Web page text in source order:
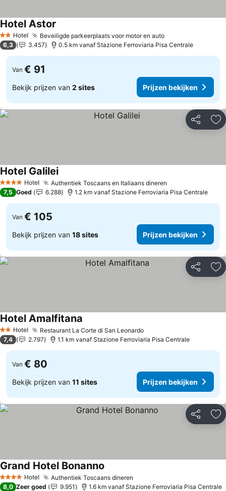
2 Sterren
Hotel Beveiligde parkeerplaats voor motor en auto
Hotel Astor
6,3 3.457 0.5 km vanaf Stazione Ferroviaria Pisa Centrale
Van € 91
Bekijk prijzen van 2 sites Prijzen bekijken
Delen
4 SterrenHotel Authentiek Toscaans en Italiaans dineren
Hotel Galilei
7,5 Goed 6.288 1.2 km vanaf Stazione Ferroviaria Pisa Centrale
Van € 105
Bekijk prijzen van 18 sites Prijzen bekijken
Delen
2 Sterren
Hotel Restaurant La Corte di San Leonardo
Hotel Amalfitana
7,4 2.797 1.1 km vanaf Stazione Ferroviaria Pisa Centrale
Van € 80
Bekijk prijzen van 11 sites Prijzen bekijken
Delen
4 SterrenHotel Authentiek Toscaans dineren
Grand Hotel Bonanno
8,0 Zeer goed 9.951 1.6 km vanaf Stazione Ferroviaria Pisa Centrale